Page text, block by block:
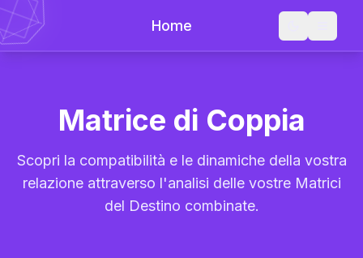
Home
Matrice di Coppia
Scopri la compatibilità e le dinamiche della vostra
relazione attraverso l'analisi delle vostre Matrici
del Destino combinate.